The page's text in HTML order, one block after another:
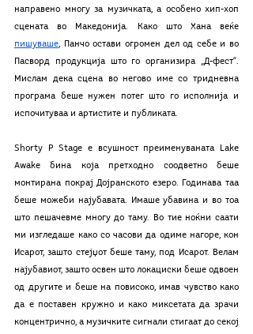
направено многу за музичката, а особено хип-хоп
пишуваше, Панчо остави огромен дел од себе и во
Пасворд продукција што го организира „Д-фест“.
Мислам дека сцена во негово име со тридневна
програма беше нужен потег што го исполнија и
испочитуваа и артистите и публиката.
Shorty P Stage e всушност преименуваната Lake
Awake бина која претходно соодветно беше
монтирана покрај Дојранското езеро. Годинава таа
беше можеби најубавата. Имаше убавина и во тоа
што пешачевме многу до таму. Во тие ноќни саати
ми изгледаше како со часови да одиме нагоре, кон
Исарот, зашто стејџот беше таму, под Исарот. Велам
најубавиот, зашто освен што локациски беше одвоен
од другите и беше на повисоко, имав чувство како
да е поставен кружно и како миксетата да зрачи
концентрично, а музичките сигнали стигаат до секој